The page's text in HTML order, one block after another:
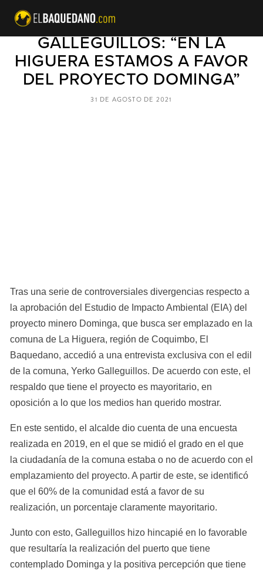
ALCALDE YERKO
GALLEGUILLOS: “EN LA
HIGUERA ESTAMOS A FAVOR
DEL PROYECTO DOMINGA”
Tras una serie de controversiales divergencias respecto a
la aprobación del Estudio de Impacto Ambiental (EIA) del
proyecto minero Dominga, que busca ser emplazado en la
comuna de La Higuera, región de Coquimbo, El
Baquedano, accedió a una entrevista exclusiva con el edil
de la comuna, Yerko Galleguillos. De acuerdo con este, el
respaldo que tiene el proyecto es mayoritario, en
oposición a lo que los medios han querido mostrar.
En este sentido, el alcalde dio cuenta de una encuesta
realizada en 2019, en el que se midió el grado en el que
la ciudadanía de la comuna estaba o no de acuerdo con el
emplazamiento del proyecto. A partir de este, se identificó
que el 60% de la comunidad está a favor de su
realización, un porcentaje claramente mayoritario.
Junto con esto, Galleguillos hizo hincapié en lo favorable
que resultaría la realización del puerto que tiene
contemplado Dominga y la positiva percepción que tiene
31 DE AGOSTO DE 2021